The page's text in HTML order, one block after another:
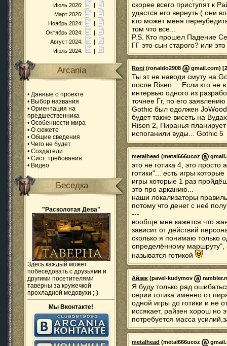
Июль 2026:
|
Март 2026:
|
Ноябрь 2024:
|
Октябрь 2024:
|
Август 2024:
|
Июль 2024:
|
Arcania
• Данные о проекте
• Выбор названия
• Ориентация на
предшественника
• Особенности мира
• О сюжете
• Общие сведения
• Чего не будет
• Создатели
• Сист. требования
• Видео
Беседка
"Расколотая Дева"
Здесь каждый может
побеседовать с друзьями и
другими посетителями
таверны за кружечкой
прохладной медовухи ;-)
Мы Вконтакте!
скорее всего приступят к
удастся его вернуть ( они
кто может меня
том что все...
P.S. Кто прошел Падение
ГГ это сын старого? или
Roni (ronaldo2908 gmail.com)
Ты эт не наводи смуту на
после Risen.....Если кто не
интервью одного из
точнее Гг, по его
Gothic был одолжен
будет также висеть на
Risen 2, Пиранья
испоганили вуды... Gothic 5
metalhead (metal666ucoz
это не готика 4, это
готики"... есть игры
игры которые 1 раз
это про арканию...
наши локализаторы
потому что денег с неё
---
вообще мне кажется что
зависит от действий
сколько я понимаю только
определённому маршруту",
называтся готикой
Айзек (pavel-kudymov
Я буду только рад
серии готика именно от
одной игры до готики и не
иссякает, райзен хорош но
потребуется масса
metalhead (metal666ucoz